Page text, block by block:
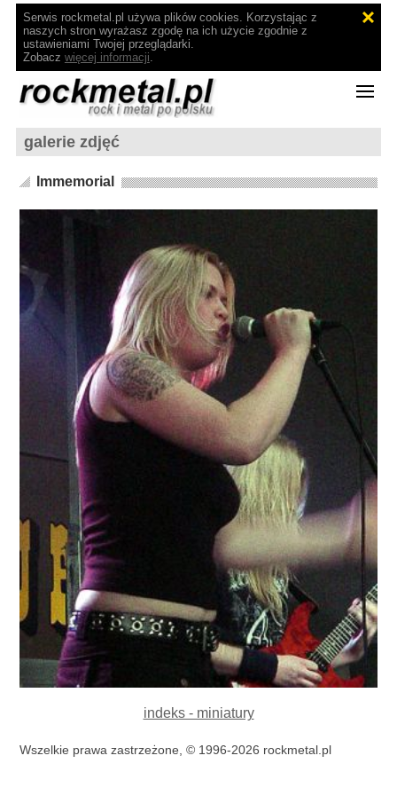
Serwis rockmetal.pl używa plików cookies. Korzystając z
naszych stron wyrażasz zgodę na ich użycie zgodnie z
ustawieniami Twojej przeglądarki.
Zobacz więcej informacji.
galerie zdjęć
Immemorial
indeks - miniatury
Wszelkie prawa zastrzeżone, © 1996-2026 rockmetal.pl